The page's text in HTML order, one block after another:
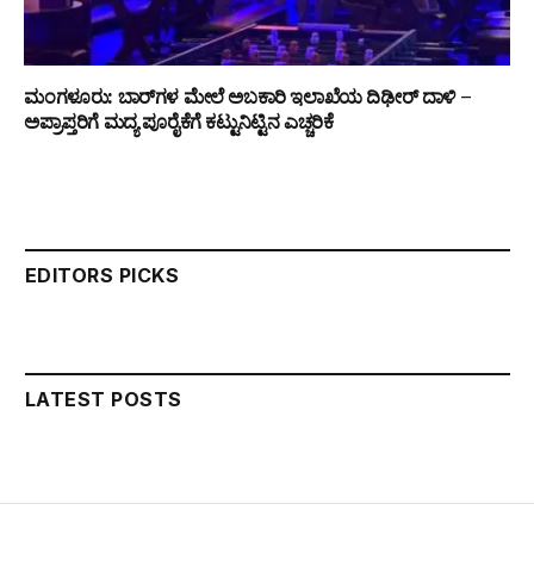
ಮಂಗಳೂರು: ಬಾರ್‌ಗಳ ಮೇಲೆ ಅಬಕಾರಿ ಇಲಾಖೆಯ ದಿಢೀರ್ ದಾಳಿ –
ಅಪ್ರಾಪ್ತರಿಗೆ ಮದ್ಯ ಪೂರೈಕೆಗೆ ಕಟ್ಟುನಿಟ್ಟಿನ ಎಚ್ಚರಿಕೆ
EDITORS PICKS
LATEST POSTS